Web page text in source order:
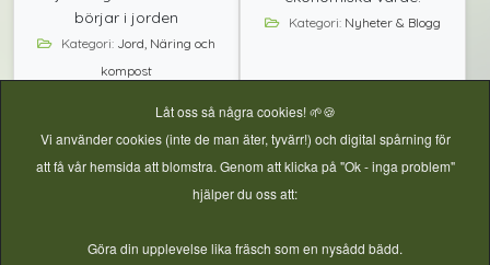
börjar i jorden
Kategori: Jord, Näring och
kompost
Kategori: Nyheter & Blogg
Låt oss så några cookies! 🌱🍪
Vi använder cookies (inte de man äter, tyvärr!) och digital spårning för
att få vår hemsida att blomstra. Genom att klicka på "Ok - inga problem"
hjälper du oss att:
Göra din upplevelse lika fräsch som en nysådd bädd.